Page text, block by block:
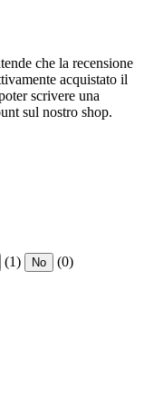
che la recensione
acquistato il
scrivere una
sul nostro shop.
(1) No (0)